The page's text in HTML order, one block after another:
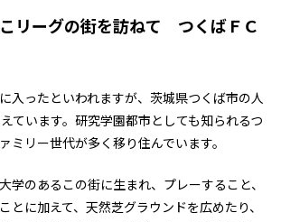
リーグの街を訪ねて つくばＦＣ
入ったといわれますが、茨城県つくば市の人
ています。研究学園都市としても知られるつ
ミリー世代が多く移り住んでいます。
学のあるこの街に生まれ、プレーすること、
とに加えて、天然芝グラウンドを広めたり、